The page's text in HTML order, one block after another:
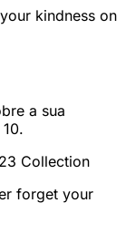
kindness on
a sua
Collection
forget your